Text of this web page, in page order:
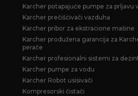
Karcher potapajuće pumpe za prljavu
Karcher prečišćivači vazduha
Karcher pribor za ekstracione mašine
Karcher produžena garancija za
perače
Karcher profesionalni sistemi za
Karcher pumpe za vodu
Karcher Robot usisivači
Kompresorski čistači